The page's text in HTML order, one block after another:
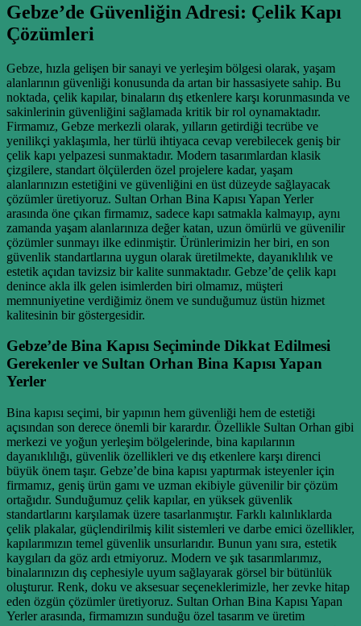
Gebze’de Güvenliğin Adresi: Çelik Kapı
Çözümleri
Gebze, hızla gelişen bir sanayi ve yerleşim bölgesi olarak, yaşam
alanlarının güvenliği konusunda da artan bir hassasiyete sahip. Bu
noktada, çelik kapılar, binaların dış etkenlere karşı korunmasında ve
sakinlerinin güvenliğini sağlamada kritik bir rol oynamaktadır.
Firmamız, Gebze merkezli olarak, yılların getirdiği tecrübe ve
yenilikçi yaklaşımla, her türlü ihtiyaca cevap verebilecek geniş bir
çelik kapı yelpazesi sunmaktadır. Modern tasarımlardan klasik
çizgilere, standart ölçülerden özel projelere kadar, yaşam
alanlarınızın estetiğini ve güvenliğini en üst düzeyde sağlayacak
çözümler üretiyoruz. Sultan Orhan Bina Kapısı Yapan Yerler
arasında öne çıkan firmamız, sadece kapı satmakla kalmayıp, aynı
zamanda yaşam alanlarınıza değer katan, uzun ömürlü ve güvenilir
çözümler sunmayı ilke edinmiştir. Ürünlerimizin her biri, en son
güvenlik standartlarına uygun olarak üretilmekte, dayanıklılık ve
estetik açıdan tavizsiz bir kalite sunmaktadır. Gebze’de çelik kapı
denince akla ilk gelen isimlerden biri olmamız, müşteri
memnuniyetine verdiğimiz önem ve sunduğumuz üstün hizmet
kalitesinin bir göstergesidir.
Gebze’de Bina Kapısı Seçiminde Dikkat Edilmesi
Gerekenler ve Sultan Orhan Bina Kapısı Yapan
Yerler
Bina kapısı seçimi, bir yapının hem güvenliği hem de estetiği
açısından son derece önemli bir karardır. Özellikle Sultan Orhan gibi
merkezi ve yoğun yerleşim bölgelerinde, bina kapılarının
dayanıklılığı, güvenlik özellikleri ve dış etkenlere karşı direnci
büyük önem taşır. Gebze’de bina kapısı yaptırmak isteyenler için
firmamız, geniş ürün gamı ve uzman ekibiyle güvenilir bir çözüm
ortağıdır. Sunduğumuz çelik kapılar, en yüksek güvenlik
standartlarını karşılamak üzere tasarlanmıştır. Farklı kalınlıklarda
çelik plakalar, güçlendirilmiş kilit sistemleri ve darbe emici özellikler,
kapılarımızın temel güvenlik unsurlarıdır. Bunun yanı sıra, estetik
kaygıları da göz ardı etmiyoruz. Modern ve şık tasarımlarımız,
binalarınızın dış cephesiyle uyum sağlayarak görsel bir bütünlük
oluşturur. Renk, doku ve aksesuar seçeneklerimizle, her zevke hitap
eden özgün çözümler üretiyoruz. Sultan Orhan Bina Kapısı Yapan
Yerler arasında, firmamızın sunduğu özel tasarım ve üretim